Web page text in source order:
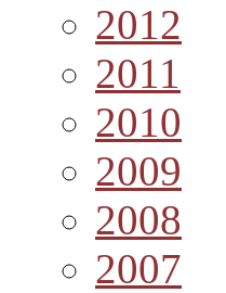
2012
2011
2010
2009
2008
2007